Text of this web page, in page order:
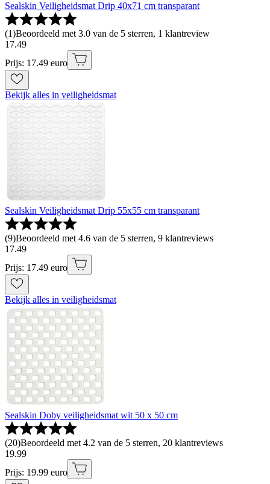
Sealskin Veiligheidsmat Drip 40x71 cm transparant
(1)Beoordeeld met 3.0 van de 5 sterren, 1 klantreview
17.49
Prijs: 17.49 euro
Bekijk alles in veiligheidsmat
Sealskin Veiligheidsmat Drip 55x55 cm transparant
(9)Beoordeeld met 4.6 van de 5 sterren, 9 klantreviews
17.49
Prijs: 17.49 euro
Bekijk alles in veiligheidsmat
Sealskin Doby veiligheidsmat wit 50 x 50 cm
(20)Beoordeeld met 4.2 van de 5 sterren, 20 klantreviews
19.99
Prijs: 19.99 euro